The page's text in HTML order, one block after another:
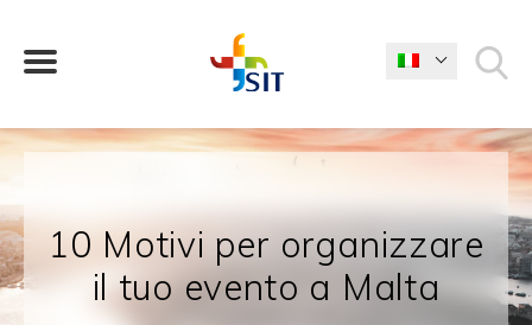
10 Motivi per organizzare
il tuo evento a Malta